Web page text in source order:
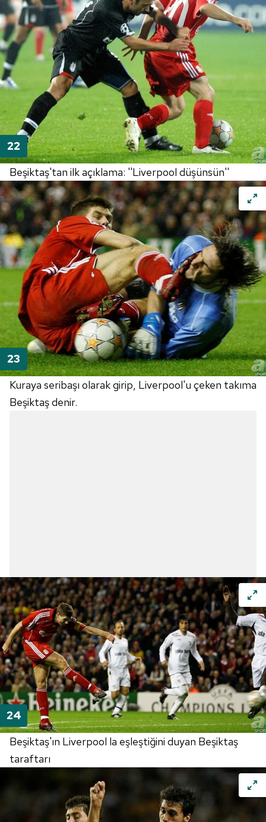
Beşiktaş'tan ilk açıklama: ''Liverpool düşünsün''
Kuraya seribaşı olarak girip, Liverpool'u çeken takıma
Beşiktaş denir.
Beşiktaş'ın Liverpool la eşleştiğini duyan Beşiktaş
taraftarı